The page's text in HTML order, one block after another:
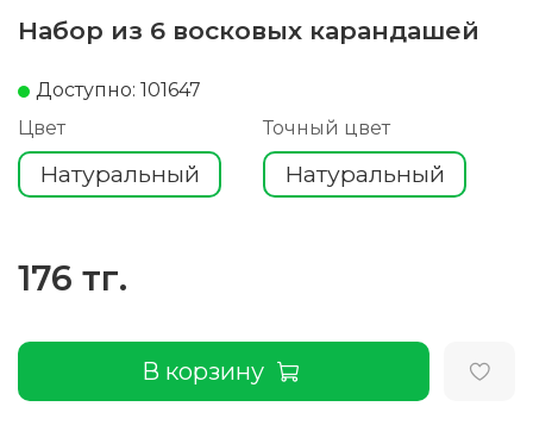
Набор из 6 восковых карандашей
Доступно: 101647
Цвет
Натуральный
Точный цвет
Натуральный
176 тг.
В корзину